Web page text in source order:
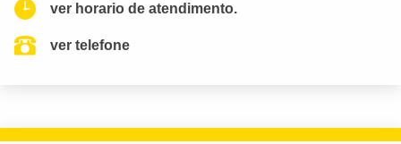
ver horario de atendimento.
ver telefone